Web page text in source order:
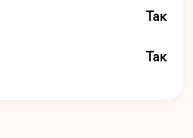
Так
Так